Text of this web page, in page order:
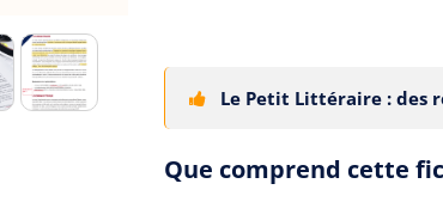
Le Petit Littéraire : des
Que comprend cette